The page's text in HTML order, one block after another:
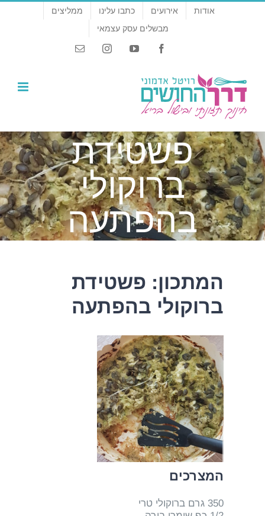
דלג
אודות אירועים כתבו עלינו
ממליצים
מבשלים עסק עצמאי
Facebook
YouTube
Instagram
Email
פשטידת
ברוקולי
בהפתעה
המתכון: פשטידת
ברוקולי בהפתעה
המצרכים
350 גרם ברוקולי טרי